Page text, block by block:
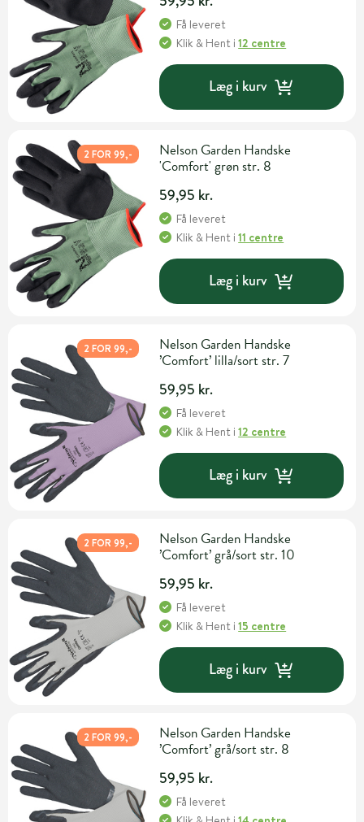
Få leveret
Klik & Hent i12 centre
Læg i kurv
2 FOR 99,-
Nelson Garden Handske
'Comfort' grøn str. 8
59,95 kr.
Få leveret
Klik & Hent i11 centre
Læg i kurv
2 FOR 99,-
Nelson Garden Handske
’Comfort’ lilla/sort str. 7
59,95 kr.
Få leveret
Klik & Hent i12 centre
Læg i kurv
2 FOR 99,-
Nelson Garden Handske
’Comfort’ grå/sort str. 10
59,95 kr.
Få leveret
Klik & Hent i15 centre
Læg i kurv
2 FOR 99,-
Nelson Garden Handske
’Comfort’ grå/sort str. 8
59,95 kr.
Få leveret